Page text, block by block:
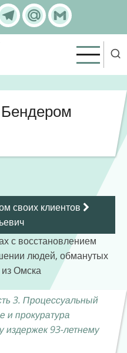
Telegram
Mail.Ru
своих клиентов
с восстановлением
людей, обманутых
Омска
3. Процессуальный
и прокуратура
издержек 93-летнему